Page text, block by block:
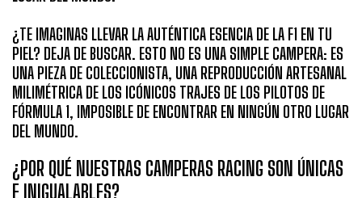
¿TE IMAGINAS LLEVAR LA AUTÉNTICA ESENCIA DE LA F1 EN TU
PIEL? DEJA DE BUSCAR. ESTO NO ES UNA SIMPLE CAMPERA: ES
UNA PIEZA DE COLECCIONISTA, UNA REPRODUCCIÓN ARTESANAL
MILIMÉTRICA DE LOS ICÓNICOS TRAJES DE LOS PILOTOS DE
FÓRMULA 1, IMPOSIBLE DE ENCONTRAR EN NINGÚN OTRO LUGAR
DEL MUNDO.
¿POR QUÉ NUESTRAS CAMPERAS RACING SON ÚNICAS
E INIGUALABLES?